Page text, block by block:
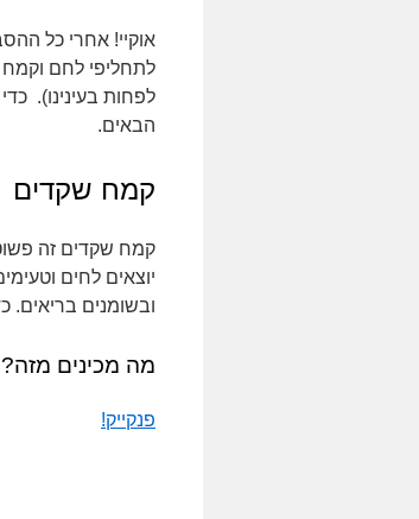
אוקיי! אחרי כל
לתחליפי לחם וקמח
לפחות בעינינו).
הבאים.
קמח שקדים
קמח שקדים זה
יוצאים לחים
ובשומנים בריאים.
מה מכינים מזה?
פנקייק!